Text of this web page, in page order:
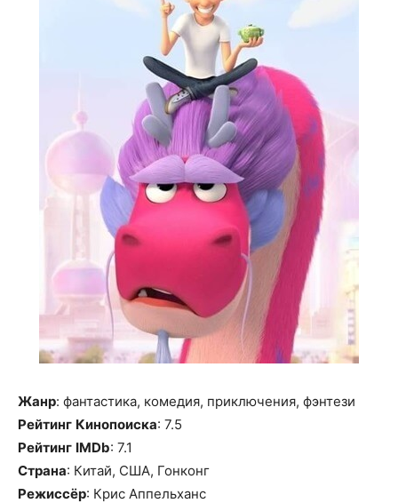
Жанр: фантастика, комедия, приключения, фэнтези
Рейтинг Кинопоиска: 7.5
Рейтинг IMDb: 7.1
Страна: Китай, США, Гонконг
Режиссёр: Крис Аппельханс